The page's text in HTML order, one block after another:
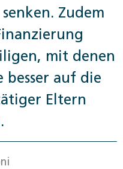
Zudem
mit denen
besser auf die
Eltern